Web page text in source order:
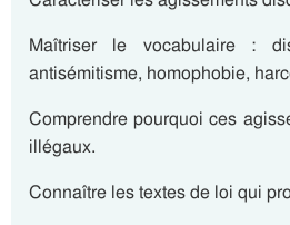
Maîtriser le vocabulaire :
antisémitisme, homophobie,
Comprendre pourquoi ces
illégaux.
Connaître les textes de loi qui